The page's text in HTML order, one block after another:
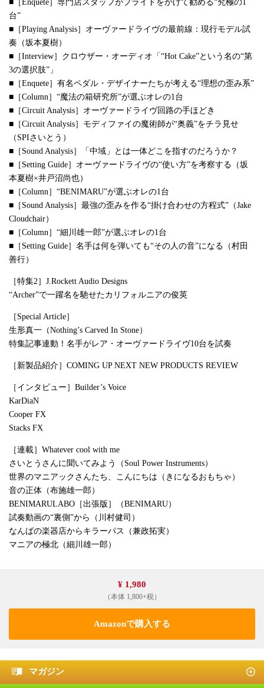
■［Enquete］専門店スタッフがプライドをかけて勧める“究極の1
台”
■［Playing Analysis］オーヴァードライヴの最前線：現行モデル試
奏（坂本夏樹）
■［Interview］クロウザー・オーディオ「“Hot Cake”という名の“第
3の選択肢”」
■［Enquete］有名ペダル・デザイナーたちが考える“理想の歪み系”
■［Column］“魔法の箱研究所”が選ぶオレの1台
■［Circuit Analysis］オーヴァードライヴ回路の手ほどき
■［Circuit Analysis］モディファイの魔術師が“奥義”をチラ見せ
（SPIさいとう）
■［Sound Analysis］「中域」とは一体どこを指すのだろうか？
■［Setting Guide］オーヴァードライヴの“使い方”を考察する（坂
本夏樹×井戸沼尚也）
■［Column］“BENIMARU”が選ぶオレの1台
■［Sound Analysis］最強の歪みを作る“掛け合わせの方程式”（Jake
Cloudchair）
■［Column］“細川雄一郎”が選ぶオレの1台
■［Setting Guide］名手は何を弾いても“その人の音”になる（村田
善行）
［特集2］J.Rockett Audio Designs
“Archer”で一躍名を馳せたカリフォルニアの俊英
［Special Article］
生形真一（Nothing’s Carved In Stone）
特集記事連動！名手がレア・オーヴァードライヴ10台を試奏
［新製品紹介］COMING UP NEXT NEW PRODUCTS REVIEW
［インタビュー］Builder’s Voice
KarDiaN
Cooper FX
Stacks FX
［連載］Whatever cool with me
さいとうさんに聞いてみよう（Soul Power Instruments）
世界のマニアックさんたち、こんにちは（きになるおもちゃ）
音の正体（布施雄一郎）
BENIMARULABO［出張版］（BENIMARU）
試奏動画の“裏側”から（川村健司）
なんばの楽器店からキラーパス（兼政拓実）
マニアの極北（細川雄一郎）
¥ 1,980
（本体 1,800+税）
Amazonで購入する
マガジン